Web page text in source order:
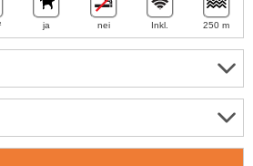
ja nei Inkl. 250 m